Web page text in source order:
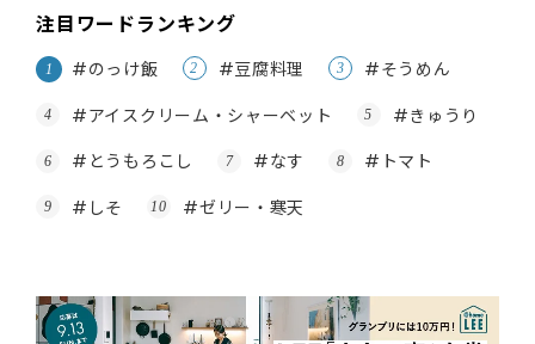
注目ワードランキング
#のっけ飯 #豆腐料理
#そうめん
#アイスクリーム・シャーベット
#きゅうり
#とうもろこし
#なす
#トマト
#しそ
#ゼリー・寒天